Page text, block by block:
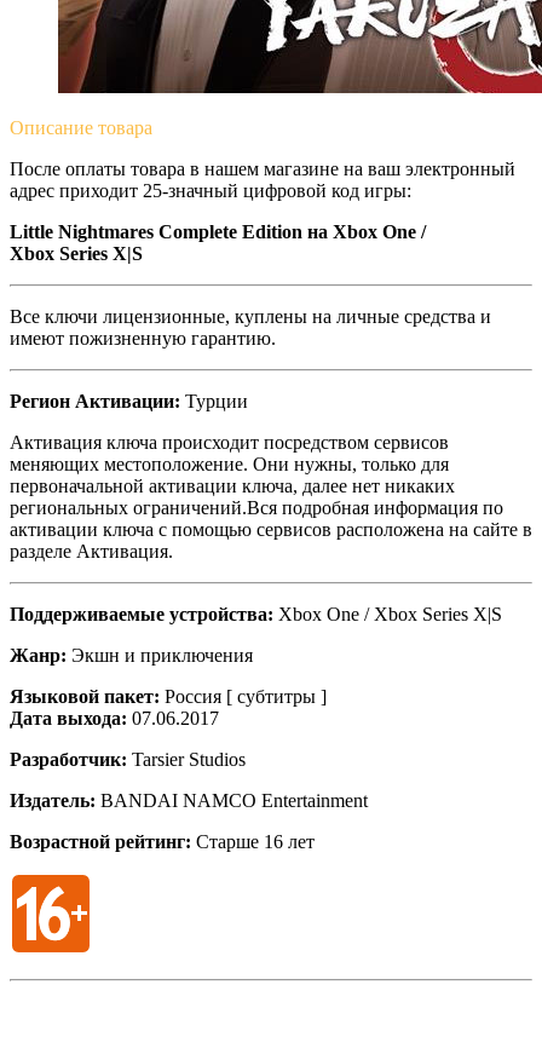
Описание товара
После оплаты товара в нашем магазине на ваш электронный
адрес приходит 25-значный цифровой код игры:
Little Nightmares Complete Edition на Xbox One /
Xbox Series X|S
Все ключи лицензионные, куплены на личные средства и
имеют пожизненную гарантию.
Регион Активации: Турции
Активация ключа происходит посредством сервисов
меняющих местоположение. Они нужны, только для
первоначальной активации ключа, далее нет никаких
региональных ограничений.Вся подробная информация по
активации ключа с помощью сервисов расположена на сайте в
разделе Активация.
Поддерживаемые устройства: Xbox One / Xbox Series X|S
Жанр: Экшн и приключения
Языковой пакет: Россия [ субтитры ]
Дата выхода: 07.06.2017
Разработчик: Tarsier Studios
Издатель: BANDAI NAMCO Entertainment
Возрастной рейтинг: Старше 16 лет